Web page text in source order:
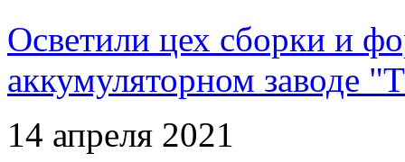
Осветили цех сборки и
аккумуляторном заводе
14 апреля 2021